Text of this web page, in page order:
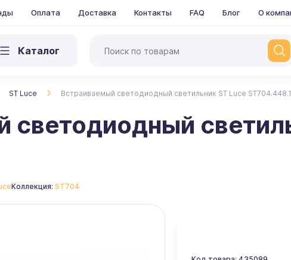
Оплата Доставка Контакты FAQ Блог О
Каталог
ST Luce Встраиваемый светодиодный светильник ST Luce
светодиодный
Коллекция: ST704